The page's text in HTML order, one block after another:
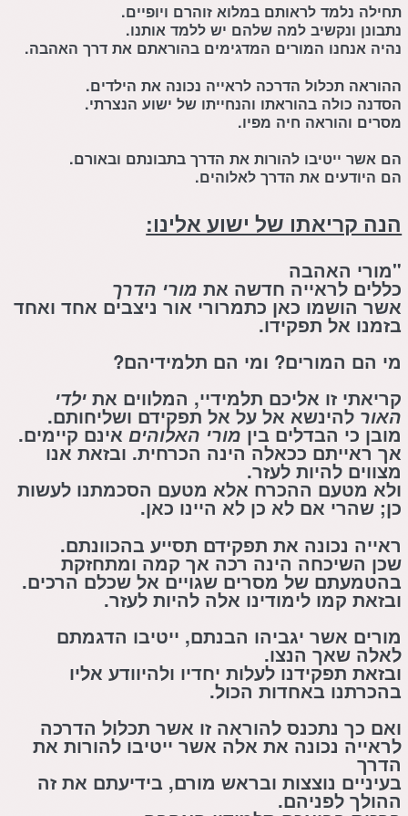
תחילה נלמד לראותם במלוא זוהרם ויופיים.
נתבונן ונקשיב למה שלהם יש ללמד אותנו.
נהיה אנחנו המורים המדגימים בהוראתם את דרך האהבה.
ההוראה תכלול הדרכה לראייה נכונה את הילדים.
הסדנה כולה בהוראתו והנחייתו של ישוע הנצרתי.
מסרים והוראה חיה מפיו.
הם אשר ייטיבו להורות את הדרך בתבונתם ובאורם.
הם היודעים את הדרך לאלוהים.
הנה קריאתו של ישוע אלינו:
"מורי האהבה
כללים לראייה חדשה את מורי הדרך
אשר הושמו כאן כתמרורי אור ניצבים אחד ואחד
בזמנו אל תפקידו.
מי הם המורים? ומי הם תלמידיהם?
קריאתי זו אליכם תלמידיי, המלווים את ילדי
האור להינשא אל על אל תפקידם ושליחותם.
מובן כי הבדלים בין מורי האלוהיםאינם קיימים.
אך ראייתם ככאלה הינה הכרחית. ובזאת אנו
מצווים להיות לעזר.
ולא מטעם ההכרח אלא מטעם הסכמתנו לעשות
כן; שהרי אם לא כן לא היינו כאן.
ראייה נכונה את תפקידם תסייע בהכוונתם.
שכן השיכחה הינה רכה אך קמה ומתחזקת
בהטמעתם של מסרים שגויים אל שכלם הרכים.
ובזאת קמו לימודינו אלה להיות לעזר.
מורים אשר יגביהו הבנתם, ייטיבו הדגמתם
לאלה שאך הנצו.
ובזאת תפקידנו לעלות יחדיו ולהיוודע אליו
בהכרתנו באחדות הכול.
ואם כך נתכנס להוראה זו אשר תכלול הדרכה
לראייה נכונה את אלה אשר ייטיבו להורות את
הדרך
בעיניים נוצצות ובראש מורם, בידיעתם את זה
ההולךלפניהם.